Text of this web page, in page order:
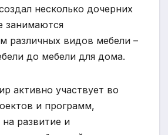
несколько дочерних
занимаются
различных видов мебели –
до мебели для дома.
активно участвует во
и программ,
развитие и